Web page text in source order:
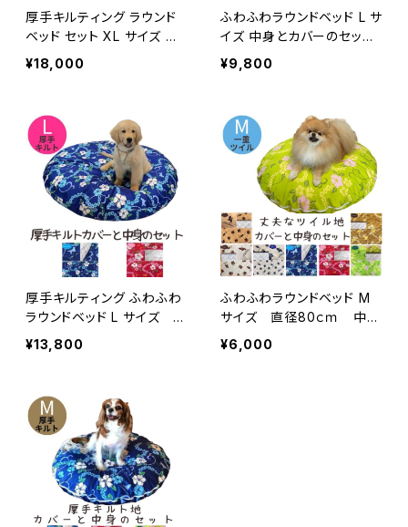
厚手キルティング ラウンド
ベッド セット XL サイズ 直
径130ｃｍ
¥18,000
ふわふわラウンドベッド L サ
イズ 中身とカバーのセット
直径110ｃｍ
¥9,800
厚手キルティング ふわふわ
ラウンドベッド L サイズ 中
身とカバーのセット 直径11
0ｃｍ
¥13,800
ふわふわラウンドベッド M
サイズ 直径80ｃｍ 中身
とカバーのセット
¥6,000